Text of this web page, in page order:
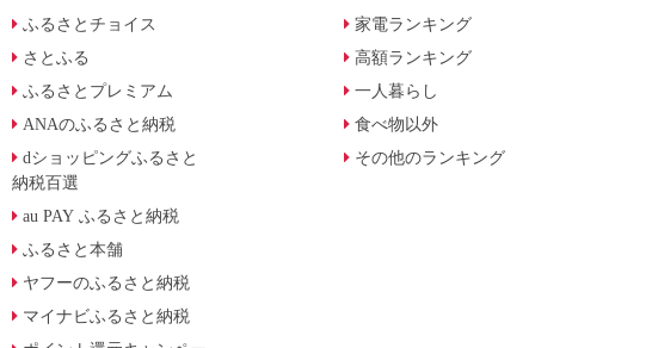
ふるさとチョイス
さとふる
ふるさとプレミアム
ANAのふるさと納税
dショッピングふるさと
納税百選
au PAY ふるさと納税
ふるさと本舗
ヤフーのふるさと納税
マイナビふるさと納税
家電ランキング
高額ランキング
一人暮らし
食べ物以外
その他のランキング